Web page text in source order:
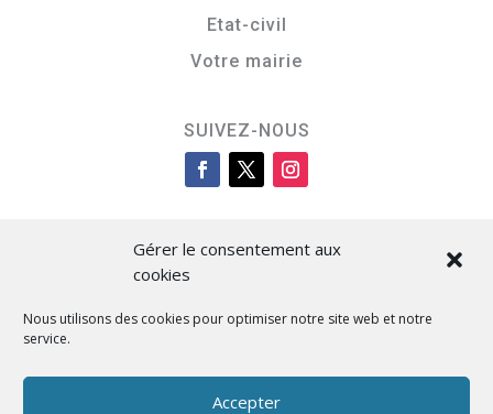
Gérer le consentement aux
cookies
Nous utilisons des cookies pour optimiser notre site web et notre
service.
Accepter
Etat-civil
Votre mairie
SUIVEZ-NOUS
Cità di L’Isula